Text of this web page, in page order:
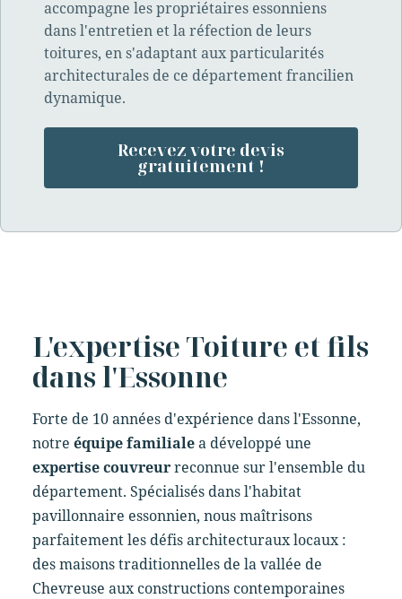
accompagne les propriétaires essonniens
dans l'entretien et la réfection de leurs
toitures, en s'adaptant aux particularités
architecturales de ce département francilien
dynamique.
Recevez votre devis
gratuitement !
L'expertise Toiture et fils
dans l'Essonne
Forte de 10 années d'expérience dans l'Essonne,
notre équipe familialea développé une
expertise couvreurreconnue sur l'ensemble du
département. Spécialisés dans l'habitat
pavillonnaire essonnien, nous maîtrisons
parfaitement les défis architecturaux locaux :
des maisons traditionnelles de la vallée de
Chevreuse aux constructions contemporaines